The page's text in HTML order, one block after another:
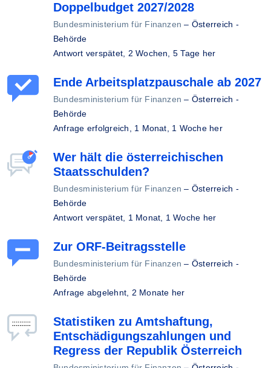
Doppelbudget 2027/2028
Bundesministerium für Finanzen – Österreich -
Behörde
Antwort verspätet, 2 Wochen, 5 Tage her
Ende Arbeitsplatzpauschale ab 2027
Bundesministerium für Finanzen – Österreich -
Behörde
Anfrage erfolgreich, 1 Monat, 1 Woche her
Wer hält die österreichischen
Staatsschulden?
Bundesministerium für Finanzen – Österreich -
Behörde
Antwort verspätet, 1 Monat, 1 Woche her
Zur ORF-Beitragsstelle
Bundesministerium für Finanzen – Österreich -
Behörde
Anfrage abgelehnt, 2 Monate her
Statistiken zu Amtshaftung,
Entschädigungszahlungen und
Regress der Republik Österreich